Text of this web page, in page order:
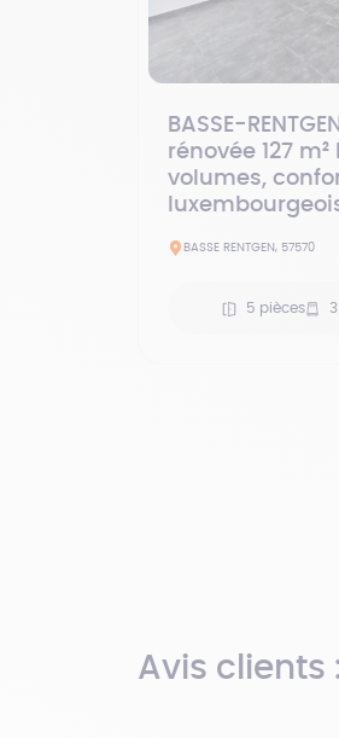
BASSE-
rénovée 127
volumes,
BASSE RENTGEN, 57570
5 pièces
Avis clients